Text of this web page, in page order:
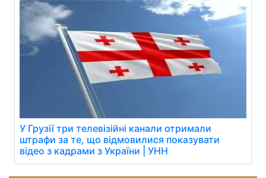
У Грузії три телевізійні канали отримали
штрафи за те, що відмовилися показувати
відео з кадрами з України | УНН